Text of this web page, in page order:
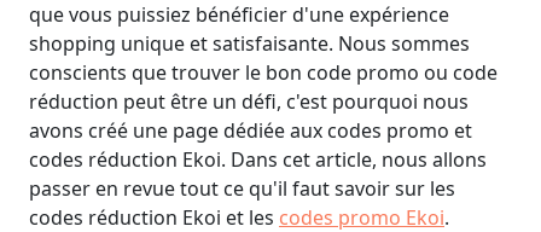
que vous puissiez bénéficier d'une expérience
shopping unique et satisfaisante. Nous sommes
conscients que trouver le bon code promo ou code
réduction peut être un défi, c'est pourquoi nous
avons créé une page dédiée aux codes promo et
codes réduction Ekoi. Dans cet article, nous allons
passer en revue tout ce qu'il faut savoir sur les
codes réduction Ekoi et les codes promo Ekoi.